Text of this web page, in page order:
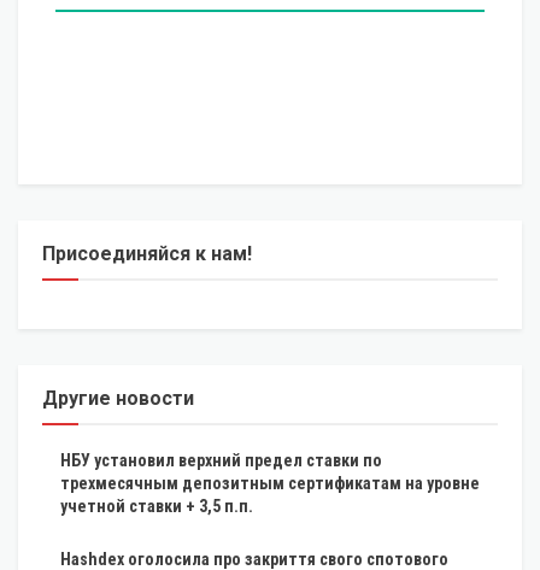
Присоединяйся к нам!
Другие новости
НБУ установил верхний предел ставки по
трехмесячным депозитным сертификатам на уровне
учетной ставки + 3,5 п.п.
Hashdex оголосила про закриття свого спотового